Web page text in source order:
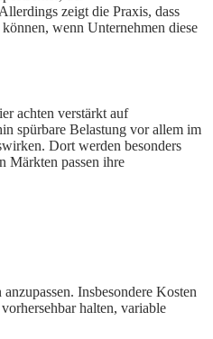
zeigt die Praxis, dass
wenn Unternehmen diese
achten verstärkt auf
spürbare Belastung vor allem im
Dort werden besonders
Märkten passen ihre
Insbesondere Kosten
halten, variable